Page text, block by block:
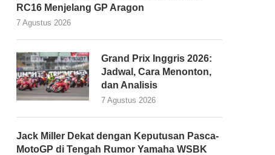
RC16 Menjelang GP Aragon
7 Agustus 2026
Grand Prix Inggris 2026:
Jadwal, Cara Menonton,
dan Analisis
7 Agustus 2026
Jack Miller Dekat dengan Keputusan Pasca-
MotoGP di Tengah Rumor Yamaha WSBK